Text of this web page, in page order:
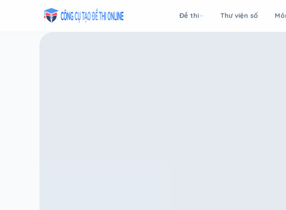
Đề thi Thư viện số
Taodethi.xyz - Tạo đề thi Online miễn phí